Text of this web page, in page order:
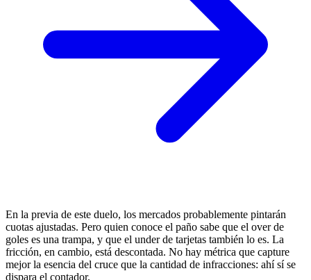
En la previa de este duelo, los mercados probablemente pintarán
cuotas ajustadas. Pero quien conoce el paño sabe que el over de
goles es una trampa, y que el under de tarjetas también lo es. La
fricción, en cambio, está descontada. No hay métrica que capture
mejor la esencia del cruce que la cantidad de infracciones: ahí sí se
dispara el contador.